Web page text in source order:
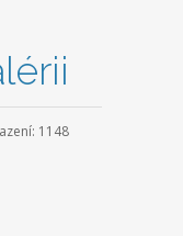
1148